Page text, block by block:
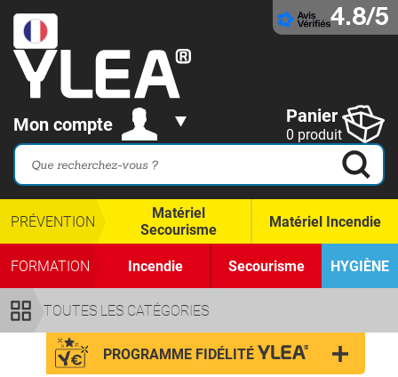
4.8/5
Mon compte Panier
0 produit
TOUTES LES CATÉGORIES
PRÉVENTION
Matériel
Secourisme
Matériel Incendie
FORMATION Incendie Secourisme HYGIÈNE
PROGRAMME FIDÉLITÉ